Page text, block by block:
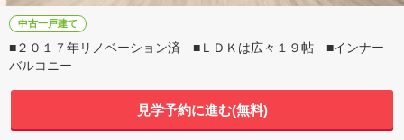
中古一戸建て
■２０１７年リノベーション済 ■ＬＤＫは広々１９帖 ■インナー
バルコニー
見学予約に進む(無料)